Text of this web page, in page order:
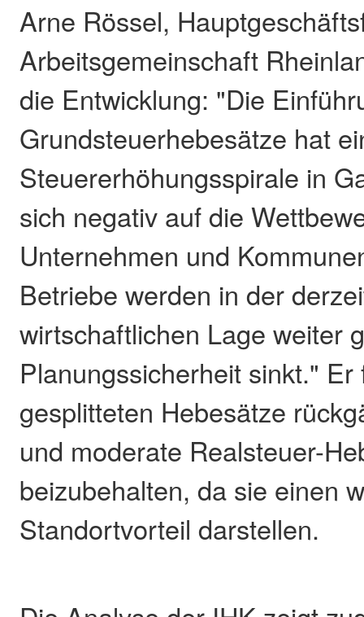
Arne Rössel,
Arbeitsgemeinschaft
die Entwicklung: "Die
Grundsteuerhebesätze hat
Steuererhöhungsspirale in
sich negativ auf die
Unternehmen und
Betriebe werden in der
wirtschaftlichen Lage weiter
Planungssicherheit sinkt."
gesplitteten Hebesätze
und moderate Realsteuer-
beizubehalten, da sie einen
Standortvorteil darstellen.